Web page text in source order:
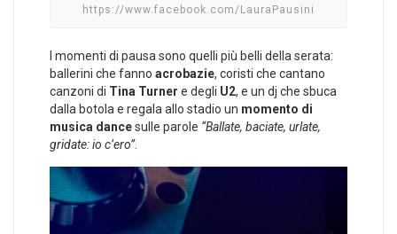
https://www.facebook.com/LauraPausini
I momenti di pausa sono quelli più belli della serata:
ballerini che fanno acrobazie, coristi che cantano
canzoni di Tina Turner e degli U2, e un dj che sbuca
dalla botola e regala allo stadio un momento di
musica dancesulle parole “Ballate, baciate, urlate,
gridate: io c’ero”.